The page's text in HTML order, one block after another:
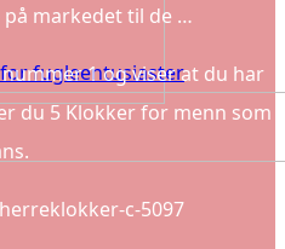
fugleentusiaster
på markedet til de …
1 og viser at du har
du 5 Klokker for menn som
c-5097